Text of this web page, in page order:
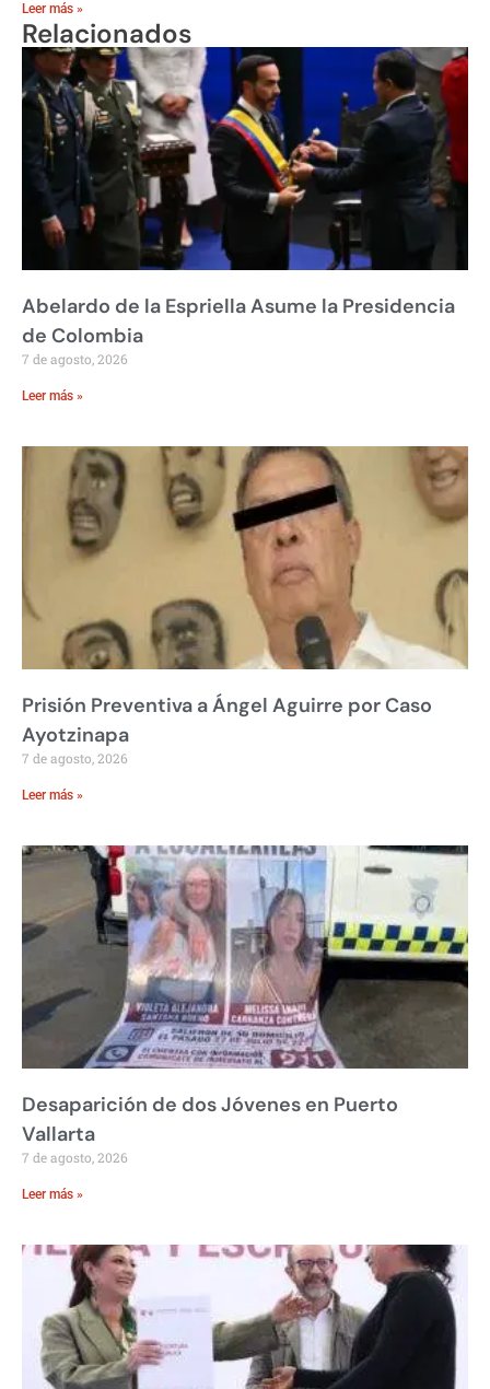
Leer más »
Relacionados
Abelardo de la Espriella Asume la Presidencia
de Colombia
7 de agosto, 2026
Leer más »
Prisión Preventiva a Ángel Aguirre por Caso
Ayotzinapa
7 de agosto, 2026
Leer más »
Desaparición de dos Jóvenes en Puerto
Vallarta
7 de agosto, 2026
Leer más »